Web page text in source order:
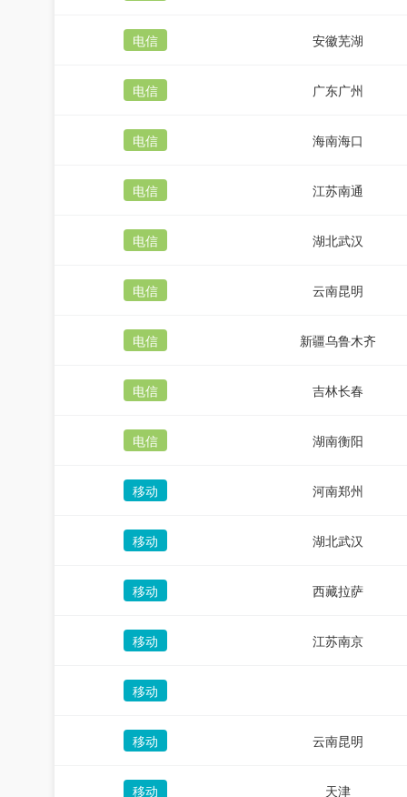
电信 安徽芜湖
电信 广东广州
电信 海南海口
电信 江苏南通
电信 湖北武汉
电信 云南昆明
电信 新疆乌鲁木齐
电信 吉林长春
电信 湖南衡阳
移动 河南郑州
移动 湖北武汉
移动 西藏拉萨
移动 江苏南京
移动
移动 云南昆明
移动 天津